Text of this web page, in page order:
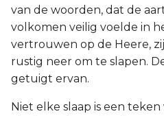
van de woorden, dat de
volkomen veilig voelde in
vertrouwen op de Heere,
rustig neer om te slapen.
getuigt ervan.
Niet elke slaap is een